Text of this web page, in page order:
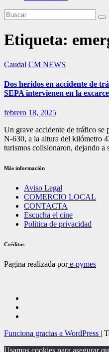
Etiqueta:
Caudal CM NEWS
Dos heridos en accidente de
SEPA intervienen en la
febrero 18, 2025
Un grave accidente de tráfico se
N-630, a la altura del kilómetro
turismos colisionaron, dejando a
Más información
Aviso Legal
COMERCIO LOCAL
CONTACTA
Escucha el cine
Politica de privacidad
Créditos
Pagina realizada pore-pymes
Funciona gracias a WordPress |